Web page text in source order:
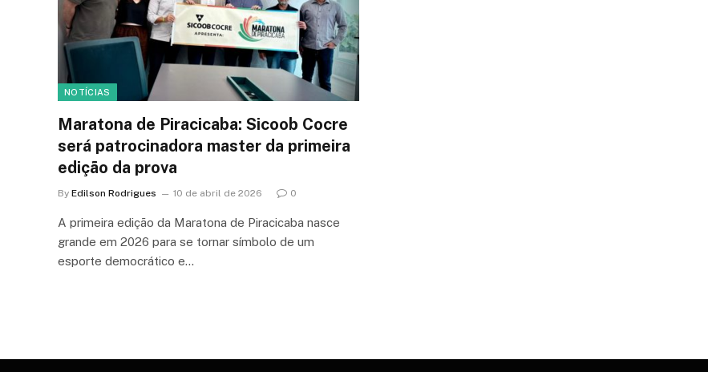
NOTÍCIAS
Maratona de Piracicaba: Sicoob Cocre
será patrocinadora master da primeira
edição da prova
By Edilson Rodrigues 10 de abril de 2026 0
A primeira edição da Maratona de Piracicaba nasce
grande em 2026 para se tornar símbolo de um
esporte democrático e…